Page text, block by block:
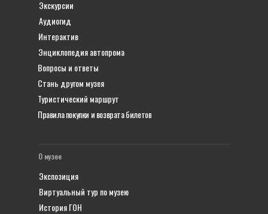
О музее
История ГОН
Виртуальный тур по музею
Экспозиция
Стань другом музея
Вопросы и ответы
Туристический маршрут
Энциклопедия автопрома
Интерактив
Аудиогид
Экскурсии
Правила покупки и возврата билетов